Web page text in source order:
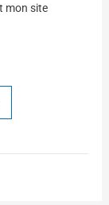
mon site